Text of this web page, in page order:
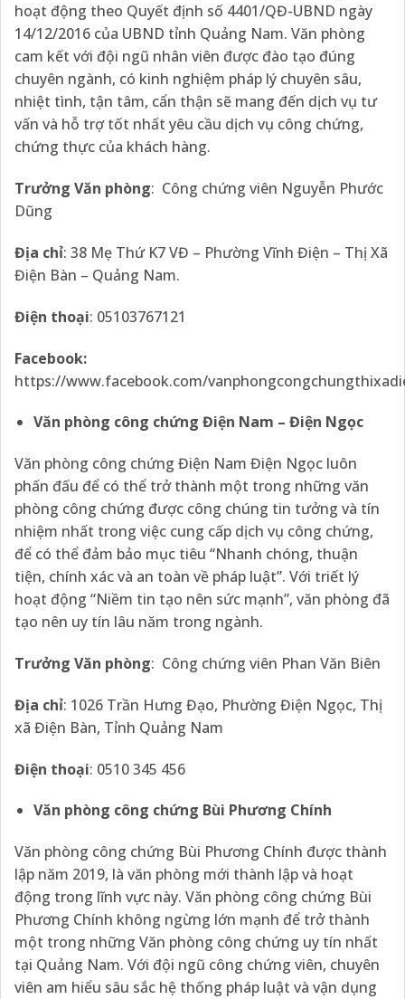
hoạt động theo Quyết định số 4401/QĐ-UBND ngày
14/12/2016 của UBND tỉnh Quảng Nam. Văn phòng
cam kết với đội ngũ nhân viên được đào tạo đúng
chuyên ngành, có kinh nghiệm pháp lý chuyên sâu,
nhiệt tình, tận tâm, cẩn thận sẽ mang đến dịch vụ tư
vấn và hỗ trợ tốt nhất yêu cầu dịch vụ công chứng,
chứng thực của khách hàng.
Trưởng Văn phòng: Công chứng viên Nguyễn Phước
Dũng
Địa chỉ: 38 Mẹ Thứ K7 VĐ – Phường Vĩnh Điện – Thị Xã
Điện Bàn – Quảng Nam.
Điện thoại: 05103767121
Facebook:
https://www.facebook.com/
Văn phòng công chứng Điện Nam – Điện Ngọc
Văn phòng công chứng Điện Nam Điện Ngọc luôn
phấn đấu để có thể trở thành một trong những văn
phòng công chứng được công chúng tin tưởng và tín
nhiệm nhất trong việc cung cấp dịch vụ công chứng,
để có thể đảm bảo mục tiêu “Nhanh chóng, thuận
tiện, chính xác và an toàn về pháp luật”. Với triết lý
hoạt động “Niềm tin tạo nên sức mạnh”, văn phòng đã
tạo nên uy tín lâu năm trong ngành.
Trưởng Văn phòng: Công chứng viên Phan Văn Biên
Địa chỉ: 1026 Trần Hưng Đạo, Phường Điện Ngọc, Thị
xã Điện Bàn, Tỉnh Quảng Nam
Điện thoại: 0510 345 456
Văn phòng công chứng Bùi Phương Chính
Văn phòng công chứng Bùi Phương Chính được thành
lập năm 2019, là văn phòng mới thành lập và hoạt
động trong lĩnh vực này. Văn phòng công chứng Bùi
Phương Chính không ngừng lớn mạnh để trở thành
một trong những Văn phòng công chứng uy tín nhất
tại Quảng Nam. Với đội ngũ công chứng viên, chuyên
viên am hiểu sâu sắc hệ thống pháp luật và vận dụng